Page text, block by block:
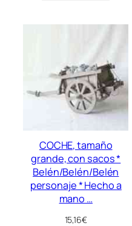
COCHE, tamaño
grande, con sacos *
Belén/Belén/Belén
personaje * Hecho a
mano …
15,16€